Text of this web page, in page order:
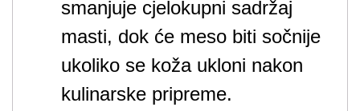
smanjuje cjelokupni sadržaj
masti, dok će meso biti sočnije
ukoliko se koža ukloni nakon
kulinarske pripreme.